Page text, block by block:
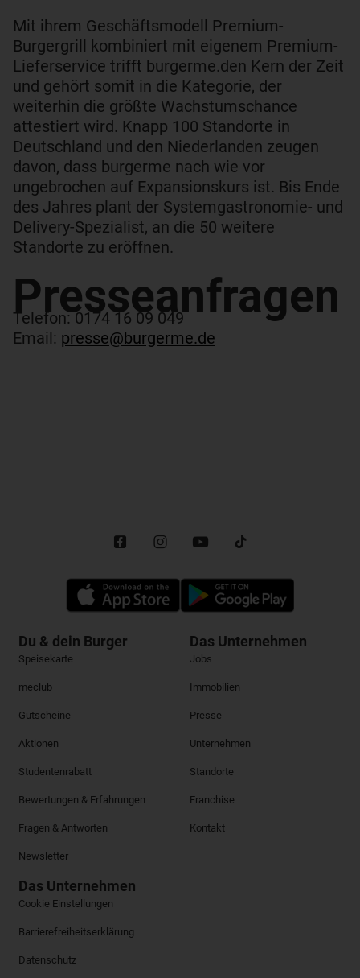
Mit ihrem Geschäftsmodell Premium-
Burgergrill kombiniert mit eigenem Premium-
Lieferservice trifft burgerme.den Kern der Zeit
und gehört somit in die Kategorie, der
weiterhin die größte Wachstumschance
attestiert wird. Knapp 100 Standorte in
Deutschland und den Niederlanden zeugen
davon, dass burgerme nach wie vor
ungebrochen auf Expansionskurs ist. Bis Ende
des Jahres plant der Systemgastronomie- und
Delivery-Spezialist, an die 50 weitere
Standorte zu eröffnen.
Presseanfragen​
Telefon: 0174 16 09 049
Email: presse@burgerme.de
Du & dein Burger
Speisekarte
meclub
Gutscheine
Aktionen
Studentenrabatt
Bewertungen & Erfahrungen
Fragen & Antworten
Newsletter
Das Unternehmen
Jobs
Immobilien
Presse
Unternehmen
Standorte
Franchise
Kontakt
Das Unternehmen
Cookie Einstellungen
Barrierefreiheitserklärung
Datenschutz